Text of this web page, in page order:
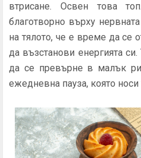
втрисане. Освен това
благотворно върху
на тялото, че е време да се
да възстанови енергията
да се превърне в малък
ежедневна пауза, която